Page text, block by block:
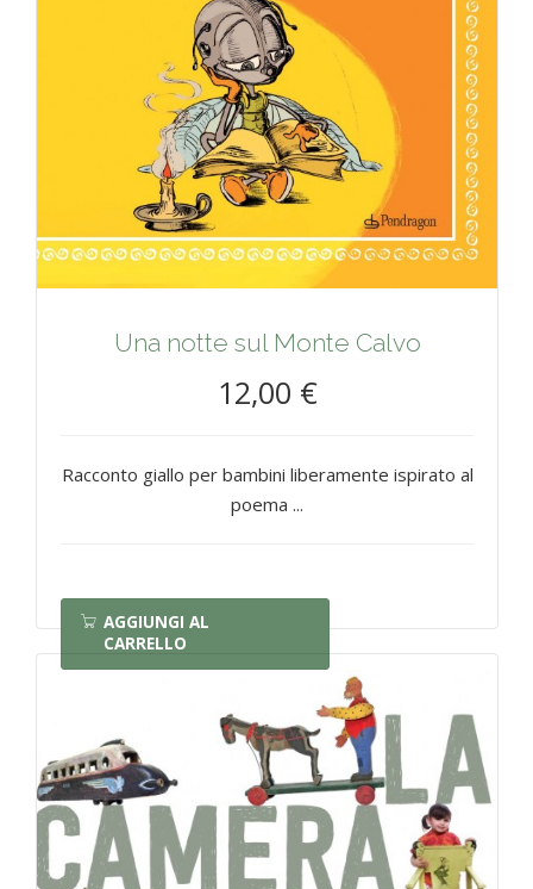
Una notte sul Monte Calvo
12,00 €
Racconto giallo per bambini liberamente ispirato al
poema ...
AGGIUNGI AL
CARRELLO